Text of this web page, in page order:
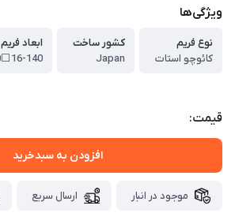
ویژگی‌ها
نوع فریم
کائوچو استات
کشور ساخت
Japan
ابعاد فریم
قیمت:
افزودن به سبدخرید
موجود در انبار ارسال سریع